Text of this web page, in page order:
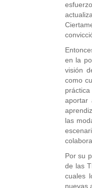
en la
visión
como
aportar
las
Por su
de las
cuales
nuevas